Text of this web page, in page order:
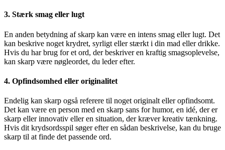
3. Stærk smag eller lugt
En anden betydning af skarp kan være en intens smag eller lugt. Det
kan beskrive noget krydret, syrligt eller stærkt i din mad eller drikke.
Hvis du har brug for et ord, der beskriver en kraftig smagsoplevelse,
kan skarp være nøgleordet, du leder efter.
4. Opfindsomhed eller originalitet
Endelig kan skarp også referere til noget originalt eller opfindsomt.
Det kan være en person med en skarp sans for humor, en idé, der er
skarp eller innovativ eller en situation, der kræver kreativ tænkning.
Hvis dit krydsordsspil søger efter en sådan beskrivelse, kan du bruge
skarp til at finde det passende ord.